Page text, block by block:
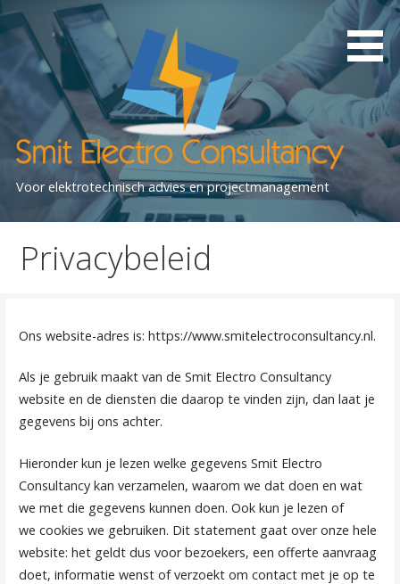
Ga
naar
inhoud
Voor elektrotechnisch advies en projectmanagement
Privacybeleid
Ons website-adres is: https://www.smitelectroconsultancy.nl.
Als je gebruik maakt van de Smit Electro Consultancy
website en de diensten die daarop te vinden zijn, dan laat je
gegevens bij ons achter.
Hieronder kun je lezen welke gegevens Smit Electro
Consultancy kan verzamelen, waarom we dat doen en wat
we met die gegevens kunnen doen. Ook kun je lezen of
we cookies we gebruiken. Dit statement gaat over onze hele
website: het geldt dus voor bezoekers, een offerte aanvraag
doet, informatie wenst of verzoekt om contact met je op te